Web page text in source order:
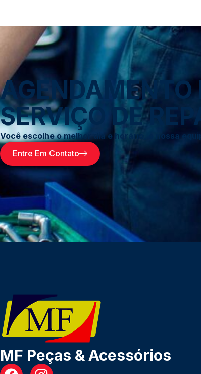
AGENDAMENTO
SERVIÇO DE
Você escolhe o melhor dia e horário, e nossa
Entre Em Contato
MF Peças & Acessórios